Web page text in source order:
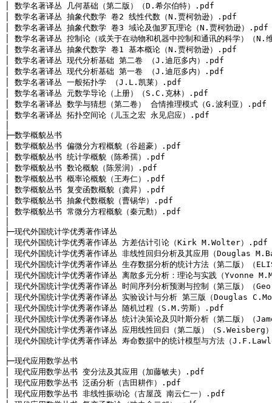
│ 数学名著译丛 几何基础（第二版）（D.希尔伯特）.pdf
│ 数学名著译丛 抽象代数学 卷2 线性代数（N.贾柯勃逊）.pdf
│ 数学名著译丛 抽象代数学 卷3 域论及伽罗瓦理论（N.贾柯勃逊）.pdf
│ 数学名著译丛 控制论（或关于在动物和机器中控制和通讯的科学）（
│ 数学名著译丛 抽象代数学 卷1 基本概论（N.贾柯勃逊）.pdf
│ 数学名著译丛 现代分析基础 第二卷 （J.迪厄多内）.pdf
│ 数学名著译丛 现代分析基础 第一卷 （J.迪厄多内）.pdf
│ 数学名著译丛 一般拓扑学 （J.L.凯莱）.pdf
│ 数学名著译丛 元数学导论（上册）（S.C.克林）.pdf
│ 数学名著译丛 数学与猜想（第二卷） 合情推理模式（G.波利亚）.pdf
│ 数学名著译丛 拓扑空间论（儿玉之宏 永见启应）.pdf
├─数学概貌丛书
│ 数学概貌丛书 偏微分方程概貌（谷超豪）.pdf
│ 数学概貌丛书 统计学概貌（陈希孺）.pdf
│ 数学概貌丛书 数论概貌（陈景润）.pdf
│ 数学概貌丛书 概率论概貌（王寿仁）.pdf
│ 数学概貌丛书 复变函数概貌（龚昇）.pdf
│ 数学概貌丛书 抽象代数概貌（曹锡华）.pdf
│ 数学概貌丛书 常微分方程概貌（秦元勳）.pdf
├─现代外国统计学优秀著作译丛
│ 现代外国统计学优秀著作译丛 方差估计引论（Kirk M.Wolter）.pdf
│ 现代外国统计学优秀著作译丛 非线性回归分析及其应用（
│ 现代外国统计学优秀著作译丛 生存数据分析的统计方法（第二版）（
│ 现代外国统计学优秀著作译丛 离散多元分析：理论与实践（
│ 现代外国统计学优秀著作译丛 时间序列分析预测与控制（第三版
│ 现代外国统计学优秀著作译丛 实验设计与分析 第三版（Douglas
│ 现代外国统计学优秀著作译丛 随机过程（S.M.劳斯）.pdf
│ 现代外国统计学优秀著作译丛 统计决策论及贝叶斯分析（第二版）（
│ 现代外国统计学优秀著作译丛 应用线性回归（第二版）（
│ 现代外国统计学优秀著作译丛 寿命数据中的统计模型与方法（
├─现代应用数学丛书
│ 现代应用数学丛书 变分法及其应用（加藤敏夫）.pdf
│ 现代应用数学丛书 泛函分析（吉田耕作）.pdf
│ 现代应用数学丛书 非线性振动论（古屋茂 南云仁一）.pdf